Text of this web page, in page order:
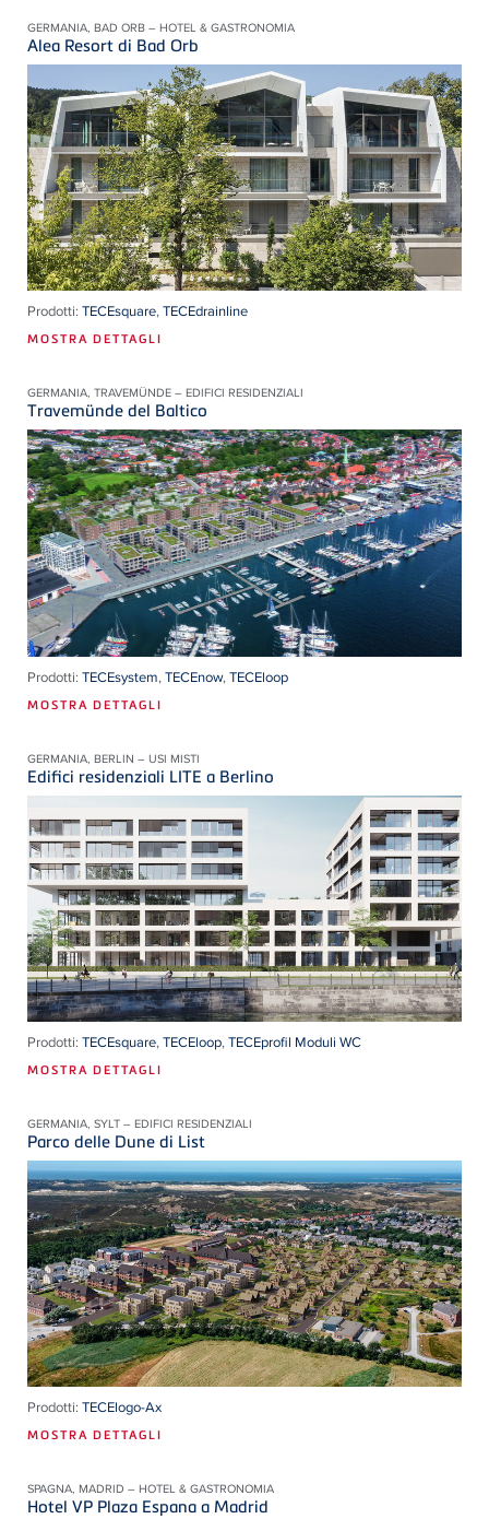
GERMANIA, BAD ORB – HOTEL & GASTRONOMIA
Alea Resort di Bad Orb
Prodotti: TECEsquare,TECEdrainline
MOSTRA DETTAGLI
GERMANIA, TRAVEMÜNDE – EDIFICI RESIDENZIALI
Travemünde del Baltico
Prodotti: TECEsystem,TECEnow,TECEloop
MOSTRA DETTAGLI
GERMANIA, BERLIN – USI MISTI
Edifici residenziali LITE a Berlino
Prodotti: TECEsquare,TECEloop,TECEprofil Moduli WC
MOSTRA DETTAGLI
GERMANIA, SYLT – EDIFICI RESIDENZIALI
Parco delle Dune di List
Prodotti: TECElogo-Ax
MOSTRA DETTAGLI
SPAGNA, MADRID – HOTEL & GASTRONOMIA
Hotel VP Plaza Espana a Madrid